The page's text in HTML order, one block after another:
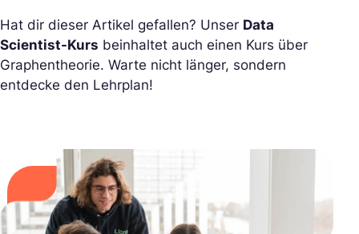
Hat dir dieser Artikel gefallen? Unser Data
Scientist-Kurs beinhaltet auch einen Kurs über
Graphentheorie. Warte nicht länger, sondern
entdecke den Lehrplan!